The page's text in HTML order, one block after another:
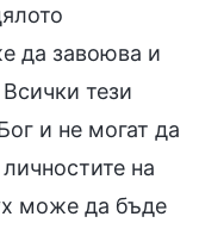
да завоюва и
тези
и не могат да
на
може да бъде